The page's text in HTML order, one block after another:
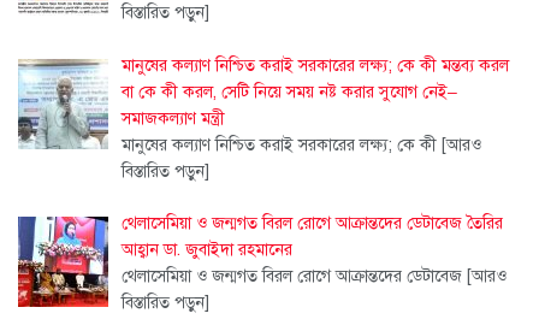
বিস্তারিত পড়ুন]
মানুষের কল্যাণ নিশ্চিত করাই সরকারের লক্ষ্য; কে কী মন্তব্য করল
বা কে কী করল, সেটি নিয়ে সময় নষ্ট করার সুযোগ নেই–
সমাজকল্যাণ মন্ত্রী
মানুষের কল্যাণ নিশ্চিত করাই সরকারের লক্ষ্য; কে কী [আরও
বিস্তারিত পড়ুন]
থেলাসেমিয়া ও জন্মগত বিরল রোগে আক্রান্তদের ডেটাবেজ তৈরির
আহ্বান ডা. জুবাইদা রহমানের
থেলাসেমিয়া ও জন্মগত বিরল রোগে আক্রান্তদের ডেটাবেজ [আরও
বিস্তারিত পড়ুন]